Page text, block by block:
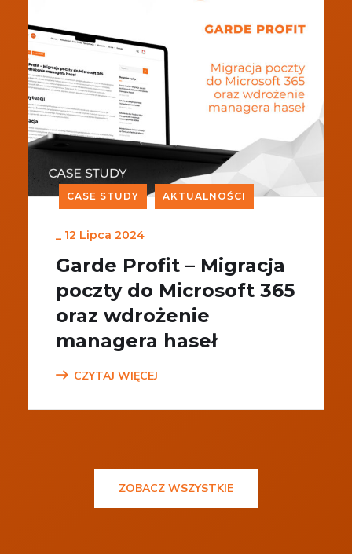
CASE STUDY AKTUALNOŚCI
_ 12 Lipca 2024
Garde Profit – Migracja
poczty do Microsoft 365
oraz wdrożenie
managera haseł
CZYTAJ WIĘCEJ
ZOBACZ WSZYSTKIE